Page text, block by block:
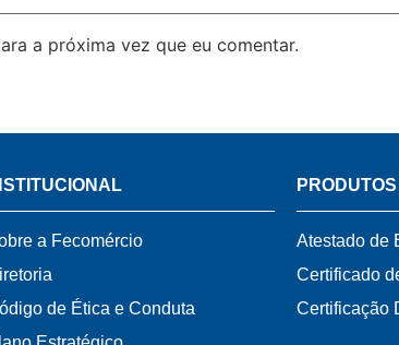
a próxima vez que eu comentar.
a Fecomércio
de Ética e Conduta
Atestado de
Certificado
Certificação